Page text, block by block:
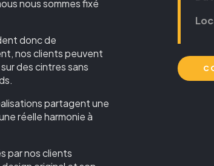
nous sommes fixé
donc de
nos clients peuvent
des cintres sans
partagent une
réelle harmonie à
par nos clients